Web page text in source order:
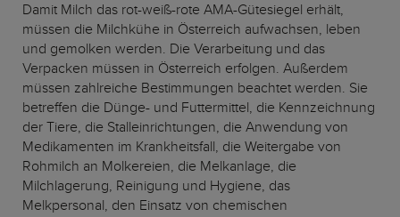
Damit Milch das rot-weiß-rote AMA-Gütesiegel erhält,
müssen die Milchkühe in Österreich aufwachsen, leben
und gemolken werden. Die Verarbeitung und das
Verpacken müssen in Österreich erfolgen. Außerdem
müssen zahlreiche Bestimmungen beachtet werden. Sie
betreffen die Dünge- und Futtermittel, die Kennzeichnung
der Tiere, die Stalleinrichtungen, die Anwendung von
Medikamenten im Krankheitsfall, die Weitergabe von
Rohmilch an Molkereien, die Melkanlage, die
Milchlagerung, Reinigung und Hygiene, das
Melkpersonal, den Einsatz von chemischen